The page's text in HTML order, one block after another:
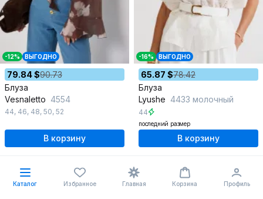
-12% ВЫГОДНО
79.84 $90.73
Блуза
Vesnaletto 4554
44, 46, 48, 50, 52
В корзину
-16% ВЫГОДНО
65.87 $78.42
Блуза
Lyushe 4433 молочный
44
последний размер
В корзину
Каталог Избранное Главная Корзина Профиль